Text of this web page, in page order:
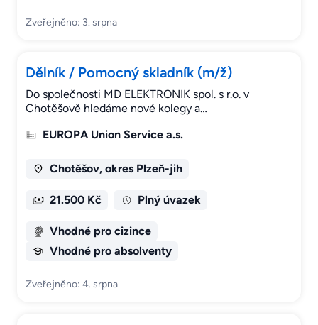
Zveřejněno: 3. srpna
Dělník / Pomocný skladník (m/ž)
Do společnosti MD ELEKTRONIK spol. s r.o. v
Chotěšově hledáme nové kolegy a…
EUROPA Union Service a.s.
Chotěšov, okres Plzeň-jih
21.500 Kč Plný úvazek
Vhodné pro cizince
Vhodné pro absolventy
Zveřejněno: 4. srpna